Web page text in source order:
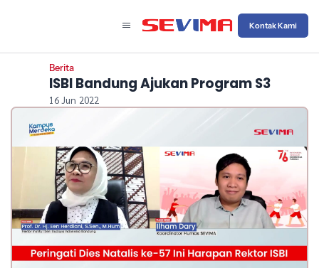
Kontak Kami
Berita
ISBI Bandung Ajukan Program S3
16 Jun 2022